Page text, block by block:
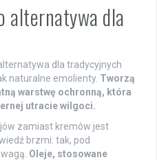
alternatywa dla
dla tradycyjnych
naturalne emolienty. Tworzą
warstwę ochronną, która
utracie wilgoci.
zamiast kremów jest
brzmi: tak, pod
Oleje, stosowane